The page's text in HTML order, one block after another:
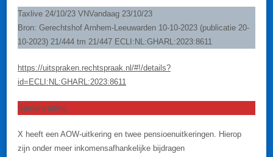
Taxlive 24/10/23 VNVandaag 23/10/23
Bron: Gerechtshof Arnhem-Leeuwarden 10-10-2023 (publicatie 20-
10-2023) 21/444 tm 21/447 ECLI:NL:GHARL:2023:8611
https://uitspraken.rechtspraak.nl/#!/details?
id=ECLI:NL:GHARL:2023:8611
Samenvatting
X heeft een AOW-uitkering en twee pensioenuitkeringen. Hierop
zijn onder meer inkomensafhankelijke bijdragen